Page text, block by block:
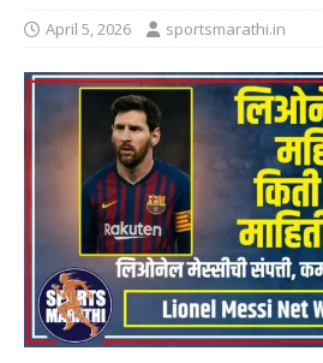
April 5, 2026 sportsmarathi.in